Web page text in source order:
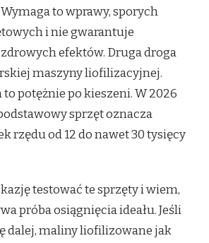
to wprawy, sporych
i nie gwarantuje
efektów. Druga droga
maszyny liofilizacyjnej.
to potężnie po kieszeni. W 2026
sprzęt oznacza
rzędu od 12 do nawet 30 tysięcy
testować te sprzęty i wiem,
próba osiągnięcia ideału. Jeśli
dalej, maliny liofilizowane jak